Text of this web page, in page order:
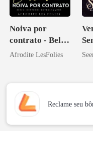
Noiva por
contrato - Bella
Mia
Afrodite LesFolies
Reclame seu